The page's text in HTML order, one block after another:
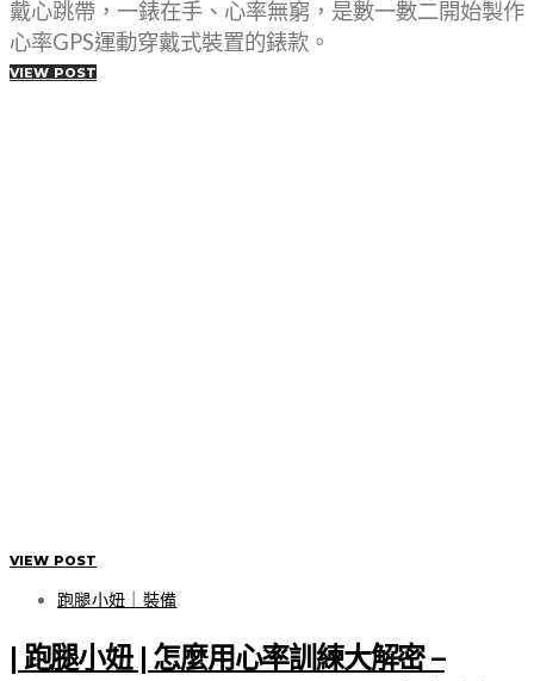
戴心跳帶，一錶在手、心率無窮，是數一數二開始製作
心率GPS運動穿戴式裝置的錶款。
VIEW POST
VIEW POST
跑腿小妞｜裝備
| 跑腿小妞 | 怎麼用心率訓練大解密 –